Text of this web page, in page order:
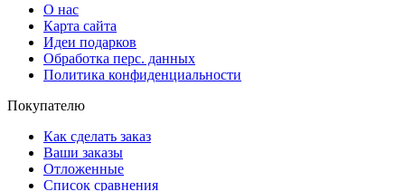
О нас
Карта сайта
Идеи подарков
Обработка перс. данных
Политика конфиденциальности
Покупателю
Как сделать заказ
Ваши заказы
Отложенные
Список сравнения